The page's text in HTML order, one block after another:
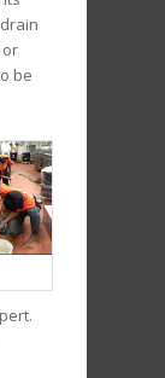
or
be